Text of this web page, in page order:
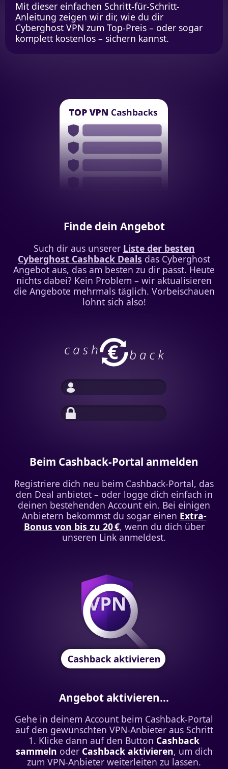
Mit dieser einfachen Schritt-für-Schritt-
Anleitung zeigen wir dir, wie du dir
Cyberghost VPN zum Top-Preis – oder sogar
komplett kostenlos – sichern kannst.
Finde dein Angebot
Such dir aus unserer Liste der besten
Cyberghost Cashback Deals das Cyberghost
Angebot aus, das am besten zu dir passt. Heute
nichts dabei? Kein Problem – wir aktualisieren
die Angebote mehrmals täglich. Vorbeischauen
lohnt sich also!
Beim Cashback-Portal anmelden
Registriere dich neu beim Cashback-Portal, das
den Deal anbietet – oder logge dich einfach in
deinen bestehenden Account ein. Bei einigen
Anbietern bekommst du sogar einen Extra-
Bonus von bis zu 20 €, wenn du dich über
unseren Link anmeldest.
Angebot aktivieren...
Gehe in deinem Account beim Cashback-Portal
auf den gewünschten VPN-Anbieter aus Schritt
1. Klicke dann auf den Button Cashback
sammeln oder Cashback aktivieren, um dich
zum VPN-Anbieter weiterleiten zu lassen.